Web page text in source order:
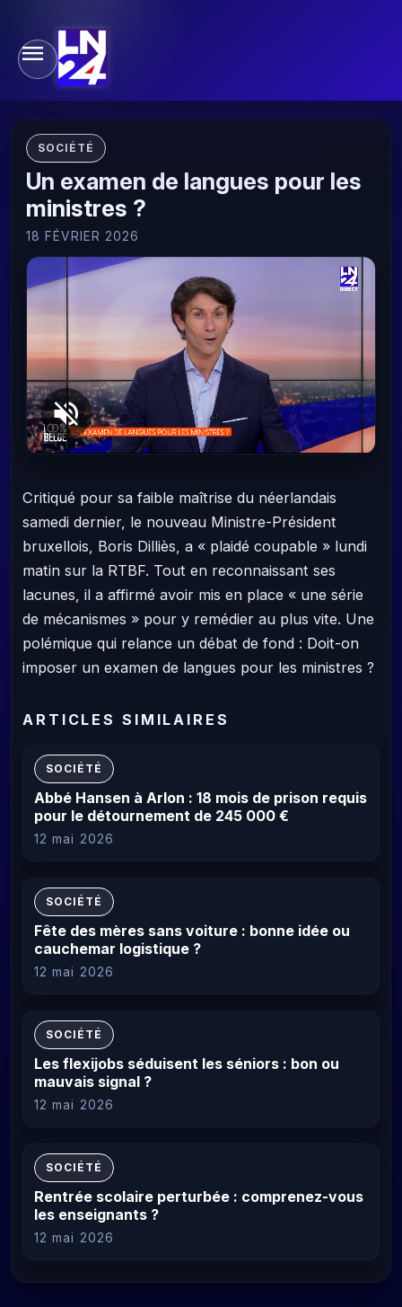
SOCIÉTÉ
Un examen de langues pour les
ministres ?
18 FÉVRIER 2026
Critiqué pour sa faible maîtrise du néerlandais
samedi dernier, le nouveau Ministre-Président
bruxellois, Boris Dilliès, a « plaidé coupable » lundi
matin sur la RTBF. Tout en reconnaissant ses
lacunes, il a affirmé avoir mis en place « une série
de mécanismes » pour y remédier au plus vite. Une
polémique qui relance un débat de fond : Doit-on
imposer un examen de langues pour les ministres ?
ARTICLES SIMILAIRES
SOCIÉTÉ
Abbé Hansen à Arlon : 18 mois de prison requis
pour le détournement de 245 000 €
12 mai 2026
SOCIÉTÉ
Fête des mères sans voiture : bonne idée ou
cauchemar logistique ?
12 mai 2026
SOCIÉTÉ
Les flexijobs séduisent les séniors : bon ou
mauvais signal ?
12 mai 2026
SOCIÉTÉ
Rentrée scolaire perturbée : comprenez-vous
les enseignants ?
12 mai 2026